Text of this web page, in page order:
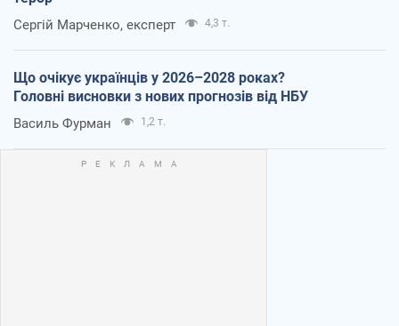
Сергій Марченко, експерт 4,3 т.
Що очікує українців у 2026–2028 роках?
Головні висновки з нових прогнозів від НБУ
Василь Фурман 1,2 т.